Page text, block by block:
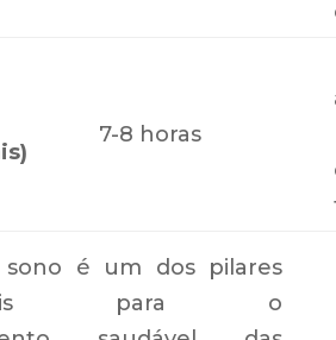
7-8 horas
é um dos pilares
para o